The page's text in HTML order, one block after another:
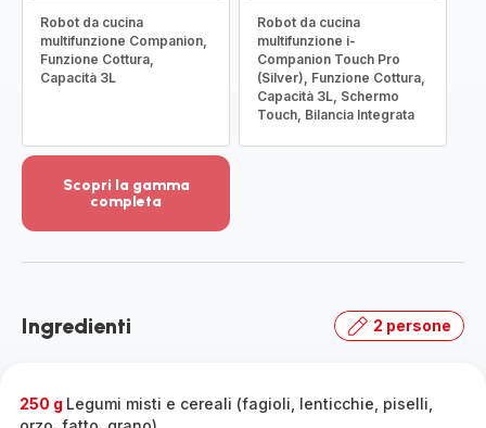
Robot da cucina
multifunzione Companion,
Funzione Cottura,
Capacità 3L
Robot da cucina
multifunzione i-
Companion Touch Pro
(Silver), Funzione Cottura,
Capacità 3L, Schermo
Touch, Bilancia Integrata
Scopri la gamma
completa
dettagli
la
Ingredienti 2 persone
250 g Legumi misti e cereali (fagioli, lenticchie, piselli,